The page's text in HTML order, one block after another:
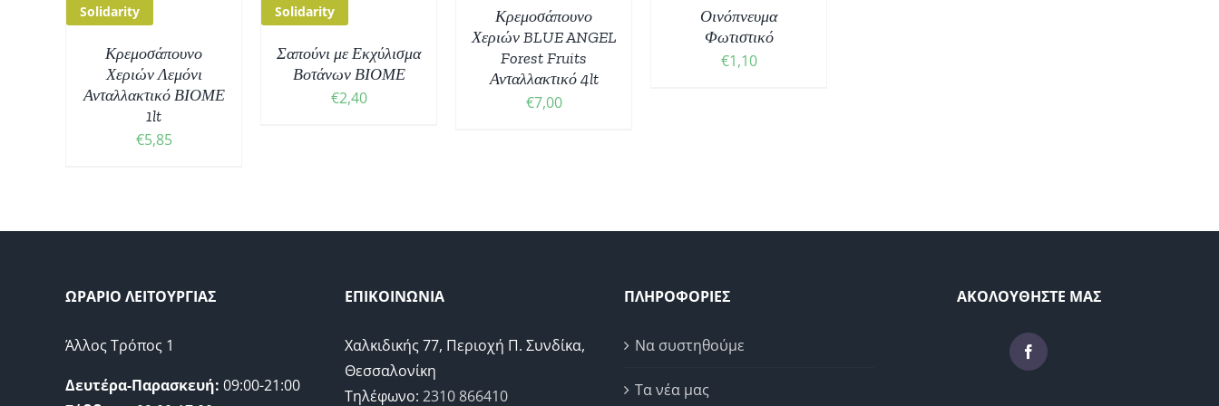
Solidarity
Κρεμοσάπουνο
Χεριών Λεμόνι
Ανταλλακτικό ΒΙΟΜΕ
1lt
€5,85
Solidarity
Σαπούνι με Εκχύλισμα
Βοτάνων ΒΙΟΜΕ
€2,40
Κρεμοσάπουνο
Χεριών BLUE ANGEL
Forest Fruits
Ανταλλακτικό 4lt
€7,00
Οινόπνευμα
Φωτιστικό
€1,10
ΩΡΑΡΙΟ ΛΕΙΤΟΥΡΓΙΑΣ
Άλλος Τρόπος 1
Δευτέρα-Παρασκευή: 09:00-21:00
ΕΠΙΚΟΙΝΩΝΙΑ
Χαλκιδικής 77, Περιοχή Π. Συνδίκα,
Θεσσαλονίκη
Τηλέφωνο: 2310 866410
ΠΛΗΡΟΦΟΡΙΕΣ
Να συστηθούμε
Τα νέα μας
ΑΚΟΛΟΥΘΗΣΤΕ ΜΑΣ